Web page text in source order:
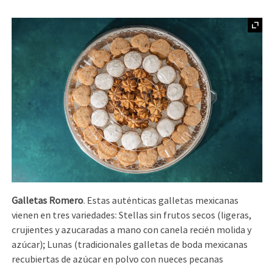
Galletas Romero. Estas auténticas galletas mexicanas
vienen en tres variedades: Stellas sin frutos secos (ligeras,
crujientes y azucaradas a mano con canela recién molida y
azúcar); Lunas (tradicionales galletas de boda mexicanas
recubiertas de azúcar en polvo con nueces pecanas